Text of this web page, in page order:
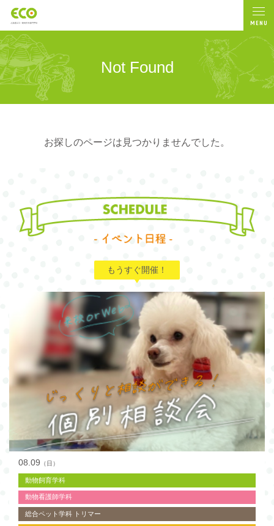
MENU
Not Found
お探しのページは見つかりませんでした。
もうすぐ開催！
08.09 （日）
動物飼育学科
動物看護師学科
総合ペット学科 トリマー